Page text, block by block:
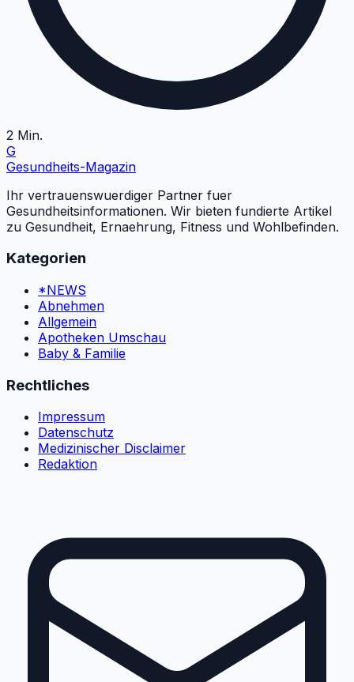
2 Min.
G
Gesundheits-Magazin
Ihr vertrauenswuerdiger Partner fuer
Gesundheitsinformationen. Wir bieten fundierte Artikel
zu Gesundheit, Ernaehrung, Fitness und Wohlbefinden.
Kategorien
*NEWS
Abnehmen
Allgemein
Apotheken Umschau
Baby & Familie
Rechtliches
Impressum
Datenschutz
Medizinischer Disclaimer
Redaktion